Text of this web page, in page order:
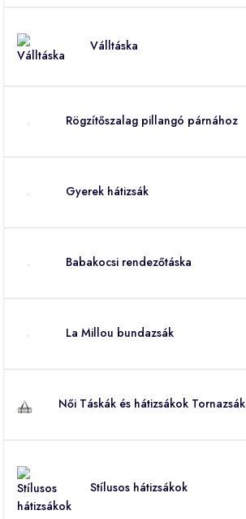
Válltáska
Rögzítőszalag pillangó párnához
Gyerek hátizsák
Babakocsi rendezőtáska
La Millou bundazsák
Női Táskák és hátizsákok Tornazsák
Stílusos hátizsákok